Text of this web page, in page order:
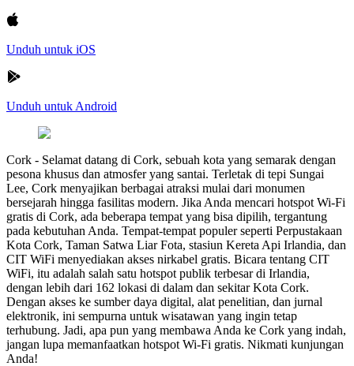
Unduh untuk iOS
Unduh untuk Android
Cork - Selamat datang di Cork, sebuah kota yang semarak dengan
pesona khusus dan atmosfer yang santai. Terletak di tepi Sungai
Lee, Cork menyajikan berbagai atraksi mulai dari monumen
bersejarah hingga fasilitas modern. Jika Anda mencari hotspot Wi-Fi
gratis di Cork, ada beberapa tempat yang bisa dipilih, tergantung
pada kebutuhan Anda. Tempat-tempat populer seperti Perpustakaan
Kota Cork, Taman Satwa Liar Fota, stasiun Kereta Api Irlandia, dan
CIT WiFi menyediakan akses nirkabel gratis. Bicara tentang CIT
WiFi, itu adalah salah satu hotspot publik terbesar di Irlandia,
dengan lebih dari 162 lokasi di dalam dan sekitar Kota Cork.
Dengan akses ke sumber daya digital, alat penelitian, dan jurnal
elektronik, ini sempurna untuk wisatawan yang ingin tetap
terhubung. Jadi, apa pun yang membawa Anda ke Cork yang indah,
jangan lupa memanfaatkan hotspot Wi-Fi gratis. Nikmati kunjungan
Anda!